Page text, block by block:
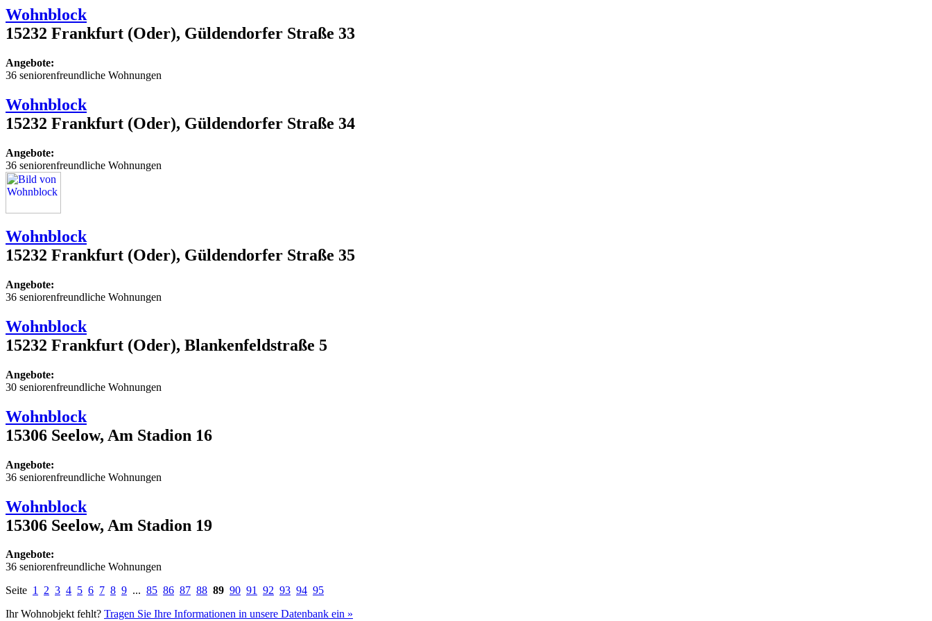
Wohnblock
15232 Frankfurt (Oder), Güldendorfer Straße 33
Angebote:
36 seniorenfreundliche Wohnungen
Wohnblock
15232 Frankfurt (Oder), Güldendorfer Straße 34
Angebote:
36 seniorenfreundliche Wohnungen
Wohnblock
15232 Frankfurt (Oder), Güldendorfer Straße 35
Angebote:
36 seniorenfreundliche Wohnungen
Wohnblock
15232 Frankfurt (Oder), Blankenfeldstraße 5
Angebote:
30 seniorenfreundliche Wohnungen
Wohnblock
15306 Seelow, Am Stadion 16
Angebote:
36 seniorenfreundliche Wohnungen
Wohnblock
15306 Seelow, Am Stadion 19
Angebote:
36 seniorenfreundliche Wohnungen
Seite 1 2 3 4 5 6 7 8 9 ... 85 86 87 88 89 90 91 92 93 94 95
Ihr Wohnobjekt fehlt? Tragen Sie Ihre Informationen in unsere Datenbank ein »